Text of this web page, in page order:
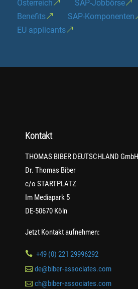
Österreich
SAP-Jobbörse
Benefits
SAP-Komponenten
EU applicants
Kontakt
THOMAS BIBER DEUTSCHLAND GmbH
Dr. Thomas Biber
c/o STARTPLATZ
Im Mediapark 5
DE-50670 Köln
Jetzt Kontakt aufnehmen:
 +49 (0) 221 29996292
 de@biber-associates.com
 ch@biber-associates.com